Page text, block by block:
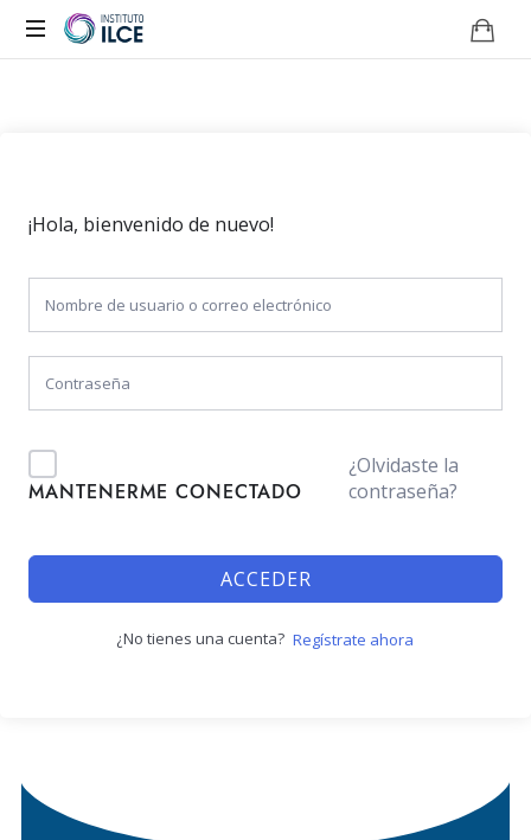
¡Hola, bienvenido de nuevo!
MANTENERME CONECTADO
¿Olvidaste la
contraseña?
ACCEDER
¿No tienes una cuenta? Regístrate ahora